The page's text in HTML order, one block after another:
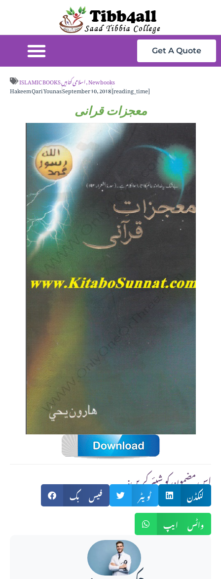
Get A Quote
ISLAMIC BOOKS اسلامی کتابیں,New books
Hakeem Qari YounasSeptember 10, 2018[reading_time]
معجزات قرانی
:اس مضمون کو شیئر کریں
فیس بک ٹویٹر
لنکڈن
واٹس ایپ